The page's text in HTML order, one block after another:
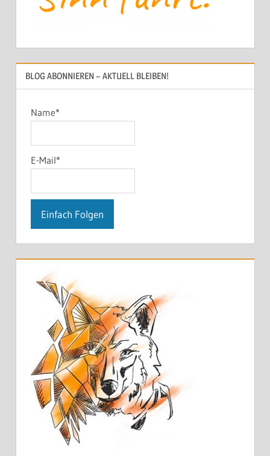
BLOG ABONNIEREN – AKTUELL BLEIBEN!
Name*
E-Mail*